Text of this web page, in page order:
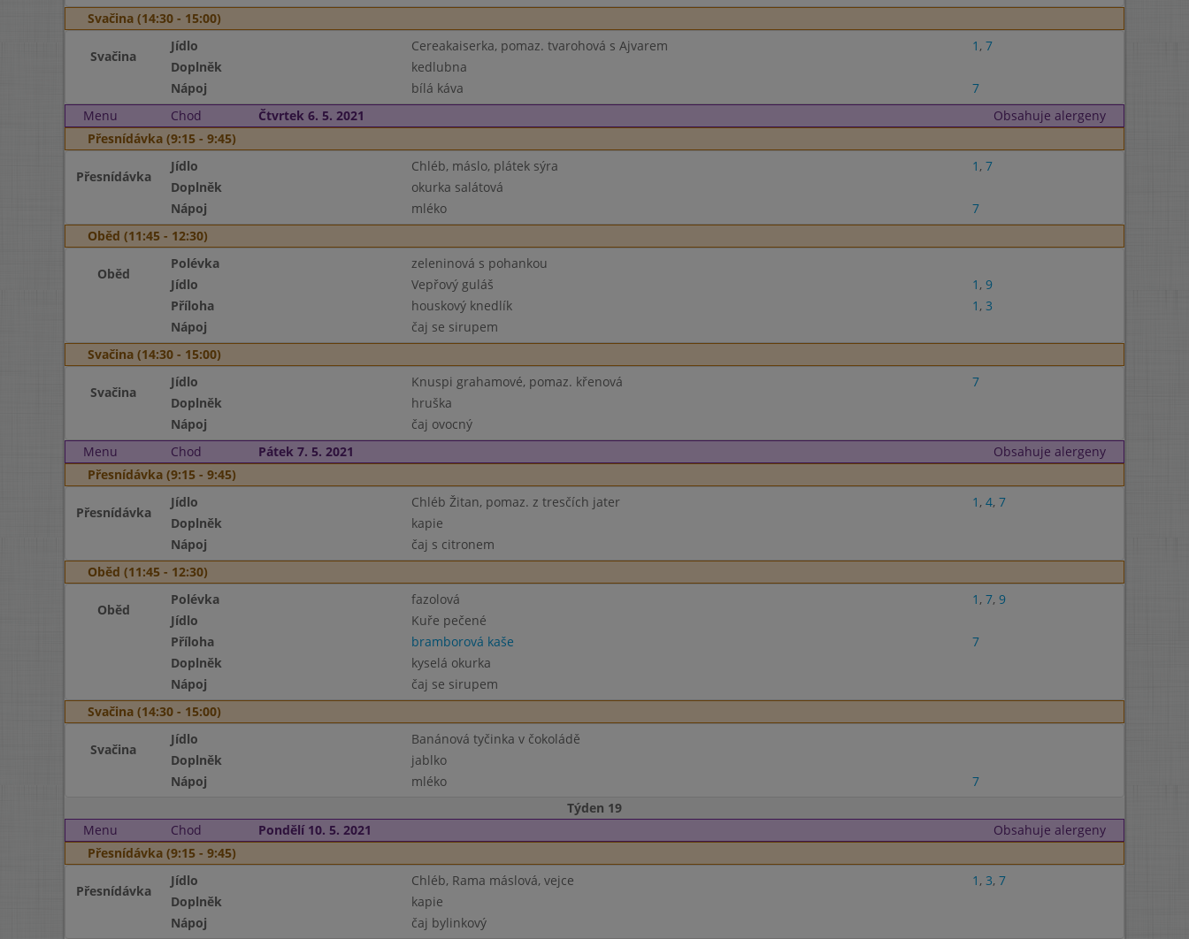
Svačina (14:30 - 15:00)
Svačina
Jídlo Cereakaiserka, pomaz. tvarohová s Ajvarem 1 , 7
Doplněk
kedlubna
Nápoj
bílá káva
7
Menu
Chod Čtvrtek 6. 5. 2021
Obsahuje alergeny
Přesnídávka (9:15 - 9:45)
Přesnídávka
Jídlo Chléb, máslo, plátek sýra 1 , 7
Doplněk
okurka salátová
Nápoj
mléko
7
Oběd (11:45 - 12:30)
Oběd
Polévka
zeleninová s pohankou
Jídlo
Vepřový guláš 1 , 9
Příloha
houskový knedlík 1 , 3
Nápoj
čaj se sirupem
Svačina (14:30 - 15:00)
Svačina
Jídlo Knuspi grahamové, pomaz. křenová
7
Doplněk
hruška
Nápoj
čaj ovocný
Menu
Chod Pátek 7. 5. 2021
Obsahuje alergeny
Přesnídávka (9:15 - 9:45)
Přesnídávka
Jídlo Chléb Žitan, pomaz. z tresčích jater 1 , 4, 7
Doplněk
kapie
Nápoj
čaj s citronem
Oběd (11:45 - 12:30)
Oběd
Polévka fazolová 1 , 7, 9
Jídlo
Kuře pečené
Příloha
bramborová kaše
7
Doplněk
kyselá okurka
Nápoj
čaj se sirupem
Svačina (14:30 - 15:00)
Svačina
Jídlo
Banánová tyčinka v čokoládě
Doplněk
jablko
Nápoj
mléko
7
Týden 19
Menu
Chod Pondělí 10. 5. 2021
Obsahuje alergeny
Přesnídávka (9:15 - 9:45)
Přesnídávka
Jídlo Chléb, Rama máslová, vejce 1 , 3, 7
Doplněk
kapie
Nápoj
čaj bylinkový